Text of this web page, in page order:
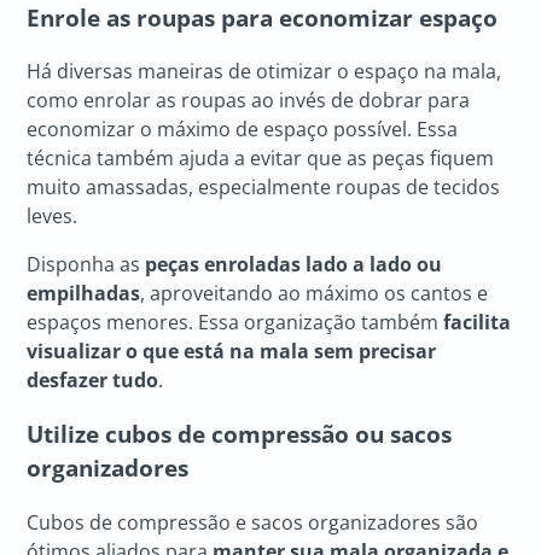
Enrole as roupas para economizar espaço
Há diversas maneiras de otimizar o espaço na mala,
como enrolar as roupas ao invés de dobrar para
economizar o máximo de espaço possível. Essa
técnica também ajuda a evitar que as peças fiquem
muito amassadas, especialmente roupas de tecidos
leves.
Disponha as peças enroladas lado a lado ou
empilhadas, aproveitando ao máximo os cantos e
espaços menores. Essa organização tambémfacilita
visualizar o que está na mala sem precisar
desfazer tudo.
Utilize cubos de compressão ou sacos
organizadores
Cubos de compressão e sacos organizadores são